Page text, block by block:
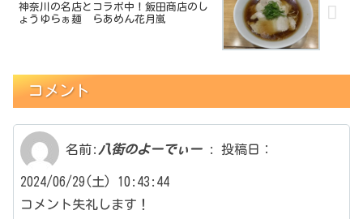
神奈川の名店とコラボ中！飯田商店のし
ょうゆらぁ麺 らあめん花月嵐
コメント
名前: 八街のよーでぃー: 投稿日：
2024/06/29(土) 10:43:44
コメント失礼します！